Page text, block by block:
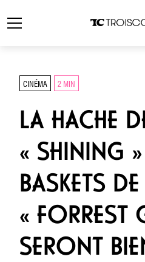
CINÉMA 2 MIN
LA HACHE
« SHINING »
BASKETS DE
« FORREST
SERONT